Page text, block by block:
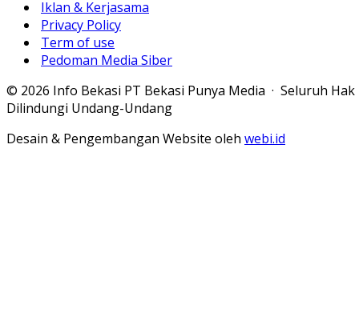
Iklan & Kerjasama
Privacy Policy
Term of use
Pedoman Media Siber
© 2026 Info Bekasi PT Bekasi Punya Media · Seluruh Hak
Dilindungi Undang-Undang
Desain & Pengembangan Website oleh webi.id